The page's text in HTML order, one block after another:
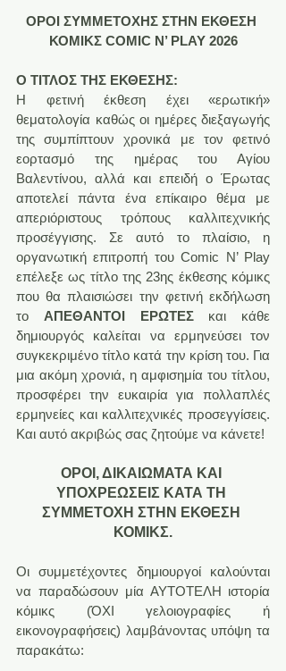
ΟΡΟΙ ΣΥΜΜΕΤΟΧΗΣ ΣΤΗΝ ΕΚΘΕΣΗ
ΚΟΜΙΚΣ COMIC N’ PLAY 2026
Ο ΤΙΤΛΟΣ ΤΗΣ ΕΚΘΕΣΗΣ:
Η φετινή έκθεση έχει «ερωτική»
θεματολογία καθώς οι ημέρες διεξαγωγής
της συμπίπτουν χρονικά με τον φετινό
εορτασμό της ημέρας του Αγίου
Βαλεντίνου, αλλά και επειδή ο Έρωτας
αποτελεί πάντα ένα επίκαιρο θέμα με
απεριόριστους τρόπους καλλιτεχνικής
προσέγγισης. Σε αυτό το πλαίσιο, η
οργανωτική επιτροπή του Comic Ν’ Play
επέλεξε ως τίτλο της 23ης έκθεσης κόμικς
που θα πλαισιώσει την φετινή εκδήλωση
το ΑΠΕΘΑΝΤΟΙ ΕΡΩΤΕΣ και κάθε
δημιουργός καλείται να ερμηνεύσει τον
συγκεκριμένο τίτλο κατά την κρίση του. Για
μια ακόμη χρονιά, η αμφισημία του τίτλου,
προσφέρει την ευκαιρία για πολλαπλές
ερμηνείες και καλλιτεχνικές προσεγγίσεις.
Και αυτό ακριβώς σας ζητούμε να κάνετε!
ΟΡΟΙ, ΔΙΚΑΙΩΜΑΤΑ ΚΑΙ
ΥΠΟΧΡΕΩΣΕΙΣ ΚΑΤΑ ΤΗ
ΣΥΜΜΕΤΟΧΗ ΣΤΗΝ ΕΚΘΕΣΗ
ΚΟΜΙΚΣ.
Οι συμμετέχοντες δημιουργοί καλούνται
να παραδώσουν μία ΑΥΤΟΤΕΛΗ ιστορία
κόμικς (ΌΧΙ γελοιογραφίες ή
εικονογραφήσεις) λαμβάνοντας υπόψη τα
παρακάτω: